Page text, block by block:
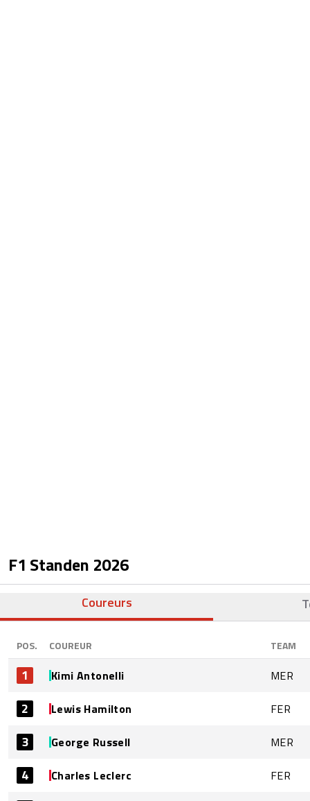
F1 Standen 2026
Coureurs
POS. COUREUR TEAM
1 Kimi Antonelli MER
2 Lewis Hamilton FER
3 George Russell MER
4 Charles Leclerc FER